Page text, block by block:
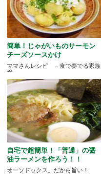
簡単！じゃがいものサーモン
チーズソースかけ
ママさんレシピ －食で奏でる家族
愛－
自宅で超簡単！「普通」の醤
油ラーメンを作ろう！！
オーソドックス。だから旨い！